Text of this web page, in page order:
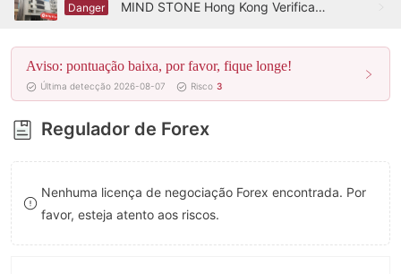
4
5
6
7
8
9
9
Danger MIND STONE Hong Kong Verificado: Não foi encontrada presença física
Aviso: pontuação baixa, por favor, fique longe!
Última detecção 2026-08-07 Risco 3
Regulador de Forex
Nenhuma licença de negociação Forex encontrada. Por
favor, esteja atento aos riscos.